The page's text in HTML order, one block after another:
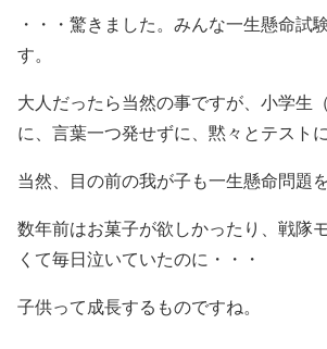
・・・驚きました。みんな一生懸命試
す。
大人だったら当然の事ですが、小学生
に、言葉一つ発せずに、黙々とテスト
当然、目の前の我が子も一生懸命問題
数年前はお菓子が欲しかったり、戦隊
くて毎日泣いていたのに・・・
子供って成長するものですね。